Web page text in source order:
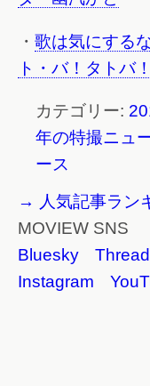
・ 歌は気にする
ト・バ！タトバ
カテゴリー:
年の特撮ニュ
ース
→ 人気記事ラン
MOVIEW SNS
Bluesky
Instagram